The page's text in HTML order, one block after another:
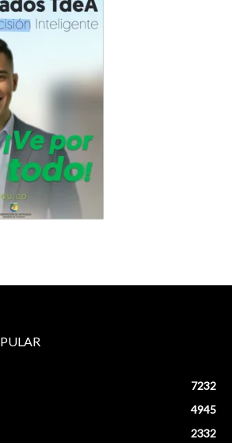
7232
4945
2332